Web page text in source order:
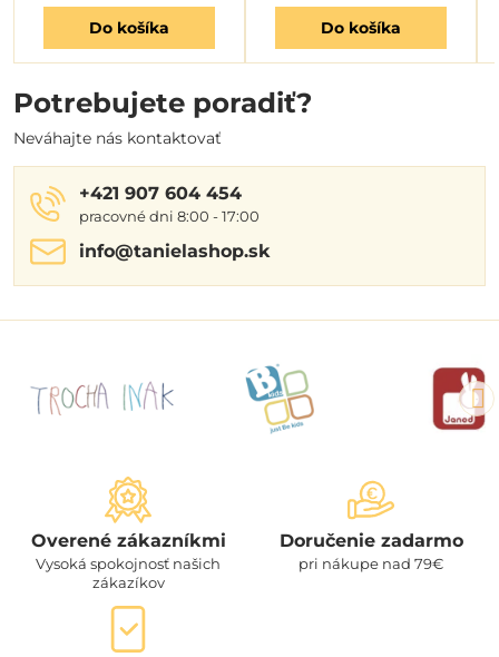
Do košíka Do košíka
Potrebujete poradiť?
Neváhajte nás kontaktovať
+421 907 604 454
pracovné dni 8:00 - 17:00
info​@tanielashop​.sk
Overené zákazníkmi
Vysoká spokojnosť našich
zákazíkov
Doručenie zadarmo
pri nákupe nad 79€